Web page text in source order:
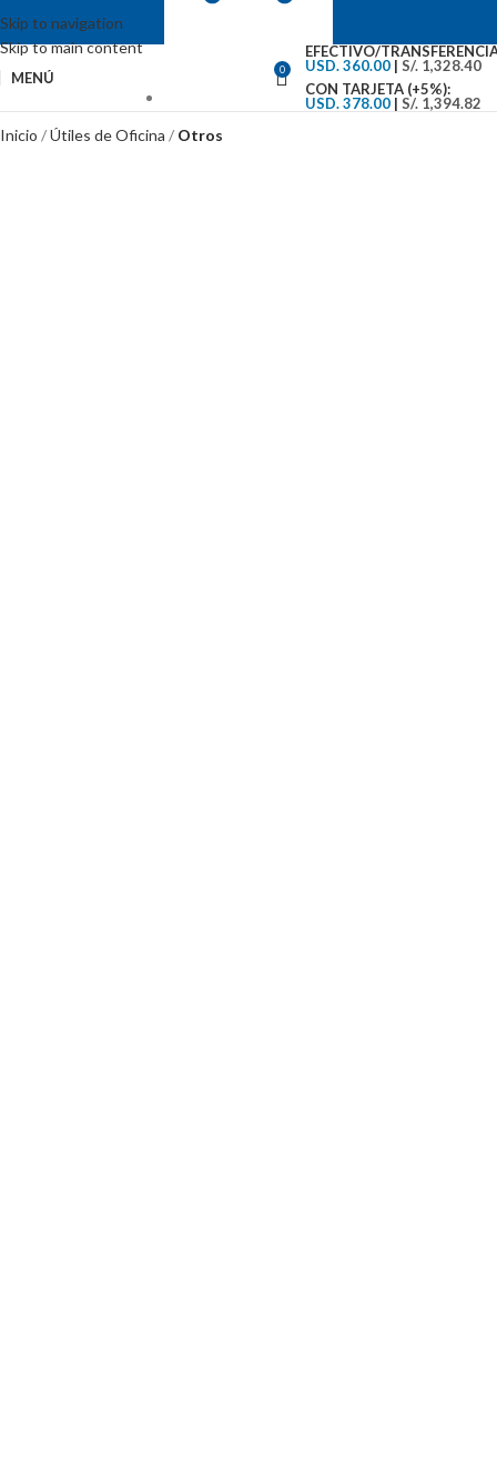
Skip to navigation
Skip to main content
MENÚ 0
EFECTIVO/
USD. 360.00 | S/. 1,328.40
CON TARJETA (+5%):
USD. 378.00 | S/. 1,394.82
Inicio Útiles de Oficina Otros